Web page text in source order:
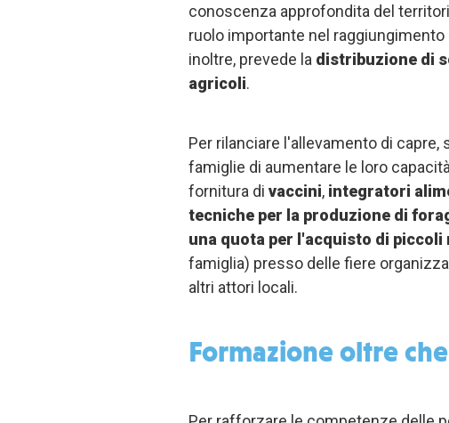
conoscenza approfondita del
ruolo importante nel
inoltre, prevede la distribuzione di
agricoli.
Per rilanciare l'allevamento di capre,
famiglie di aumentare le loro
fornitura di vaccini, integratori
tecniche per la produzione di
una quota per l'acquisto di piccoli
famiglia) presso delle fiere
altri attori locali.
Formazione oltre